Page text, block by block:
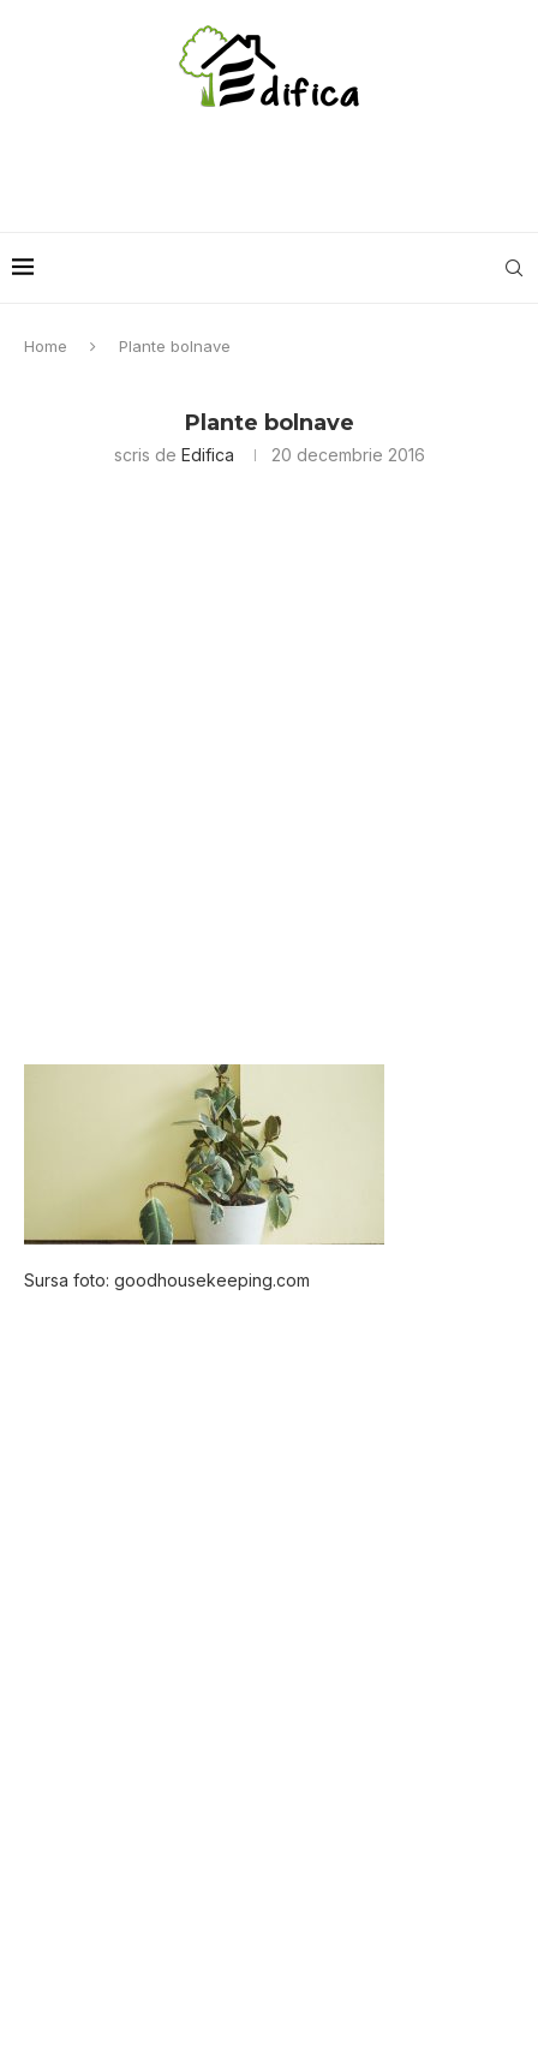
Home Plante bolnave
Plante bolnave
scris de Edifica 20 decembrie 2016
Sursa foto: goodhousekeeping.com